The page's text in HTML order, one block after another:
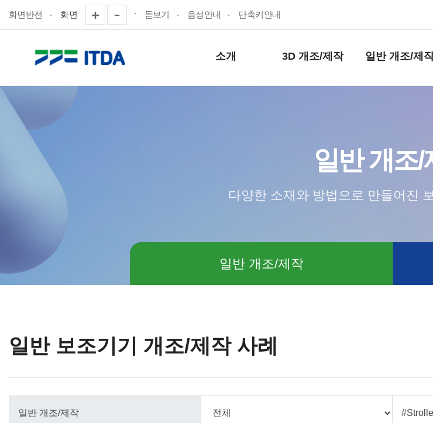
화면반전 화면 돋보기 음성안내 단축키안내
소개 3D 개조/제작 일반 개조/제
일반 개조/
다양한 소재와 방법으로 만들어진
일반 개조/제작
일반 보조기기 개조/제작 사례